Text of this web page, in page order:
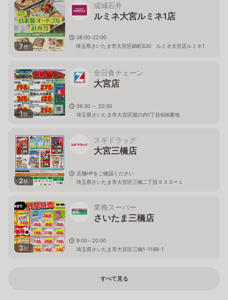
7枚
成城石井
ルミネ大宮ルミネ1店
08:00-22:00
埼玉県さいたま市大宮区錦町630 ルミネ大宮店ルミネ1
1F
1枚
全日食チェーン
大宮店
09:30 ～ 20:30
埼玉県さいたま市大宮区堀の内1丁目606番地
2枚
スギドラッグ
大宮三橋店
店舗HPをご確認ください
埼玉県さいたま市大宮区三橋二丁目９３３ー１
3枚
業務スーパー
さいたま三橋店
9:00～20:00
埼玉県さいたま市大宮区三橋1-1188-1
すべて見る